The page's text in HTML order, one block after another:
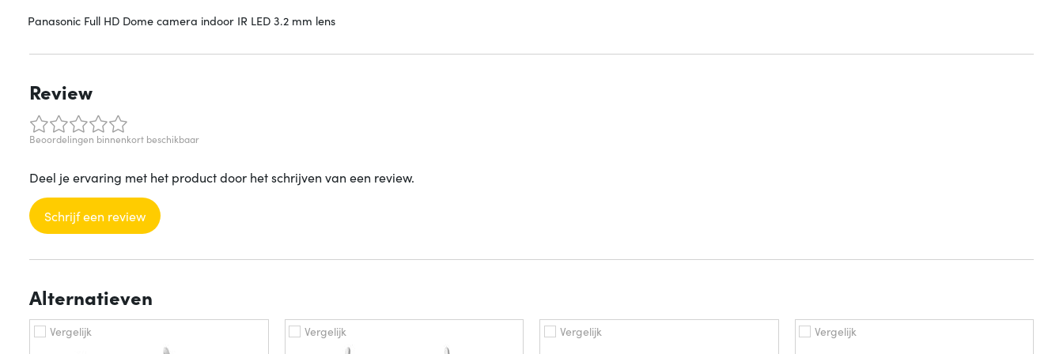
Panasonic Full HD Dome camera indoor IR LED 3.2 mm lens
Review
Beoordelingen binnenkort beschikbaar
Deel je ervaring met het product door het schrijven van een review.
Schrijf een review
Alternatieven
Vergelijk Vergelijk Vergelijk Vergelijk